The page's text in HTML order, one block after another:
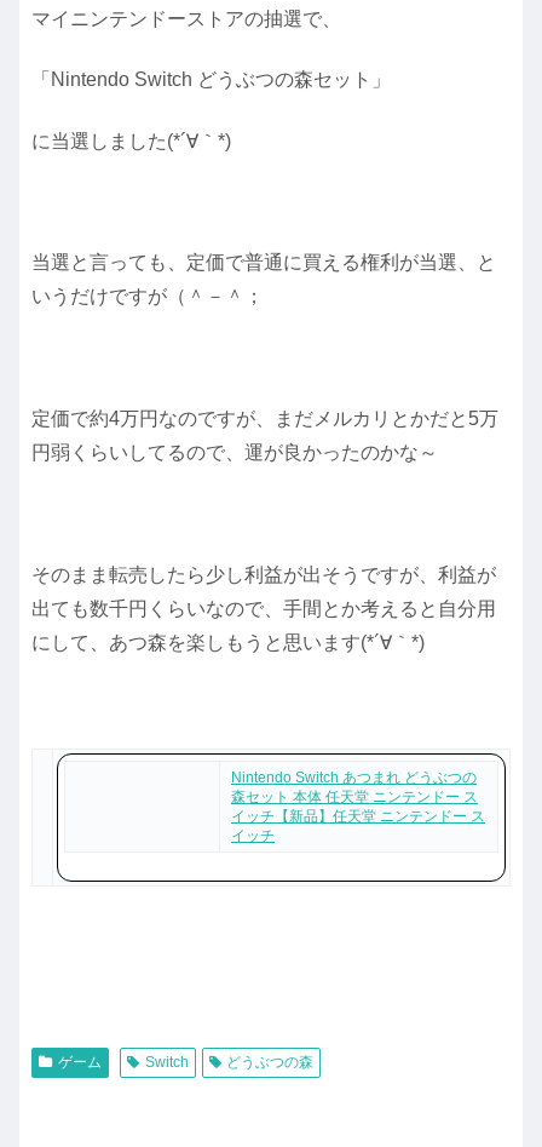
マイニンテンドーストアの抽選で、
「Nintendo Switch どうぶつの森セット」
に当選しました(*´∀｀*)
当選と言っても、定価で普通に買える権利が当選、と
いうだけですが（＾－＾；
定価で約4万円なのですが、まだメルカリとかだと5万
円弱くらいしてるので、運が良かったのかな～
そのまま転売したら少し利益が出そうですが、利益が
出ても数千円くらいなので、手間とか考えると自分用
にして、あつ森を楽しもうと思います(*´∀｀*)
Nintendo Switch あつまれ どうぶつの
森セット 本体 任天堂 ニンテンドー ス
イッチ【新品】任天堂 ニンテンドー ス
イッチ
ゲーム Switch どうぶつの森